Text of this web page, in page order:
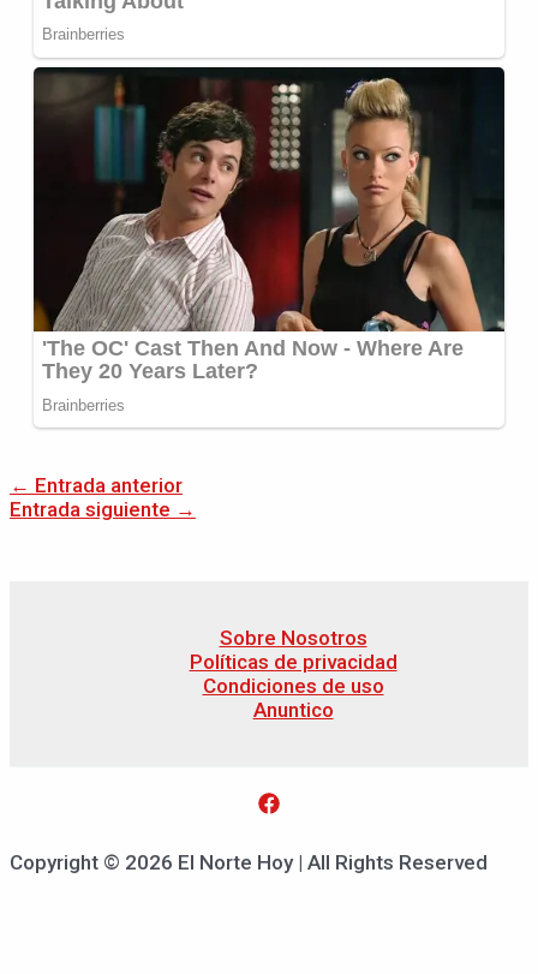
← Entrada anterior
Entrada siguiente →
Sobre Nosotros
Políticas de privacidad
Condiciones de uso
Anuntico
Copyright © 2026 El Norte Hoy | All Rights Reserved